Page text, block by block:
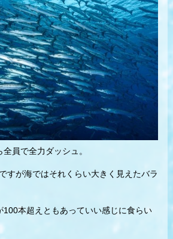
員で全力ダッシュ。
すが海ではそれくらい大きく見えたバラ
100本超えともあっていい感じに食らい